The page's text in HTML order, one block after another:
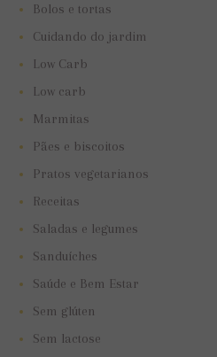
Bolos e tortas
Cuidando do jardim
Low Carb
Low carb
Marmitas
Pães e biscoitos
Pratos vegetarianos
Receitas
Saladas e legumes
Sanduíches
Saúde e Bem Estar
Sem glúten
Sem lactose